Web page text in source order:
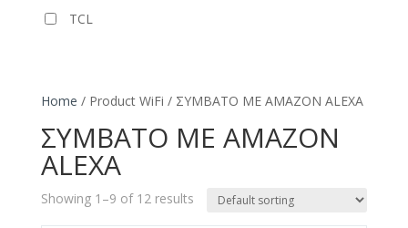
Home / Product WiFi / ΣΥΜΒΑΤΟ ΜΕ AMAZON ALEXA
ΣΥΜΒΑΤΟ ΜΕ AMAZON
ALEXA
Showing 1–9 of 12 results
TCL